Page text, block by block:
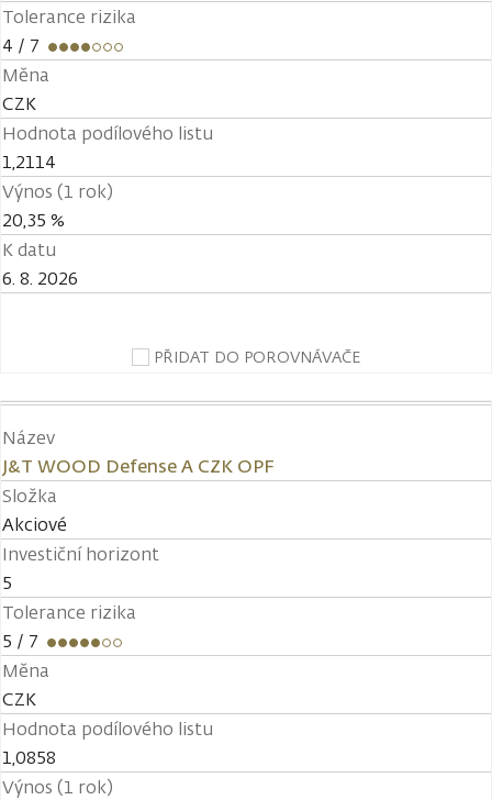
Tolerance rizika
4 / 7
Měna
CZK
Hodnota podílového listu
1,2114
Výnos (1 rok)
20,35 %
K datu
6. 8. 2026
PŘIDAT DO POROVNÁVAČE
Název
J&T WOOD Defense A CZK OPF
Složka
Akciové
Investiční horizont
5
Tolerance rizika
5 / 7
Měna
CZK
Hodnota podílového listu
1,0858
Výnos (1 rok)